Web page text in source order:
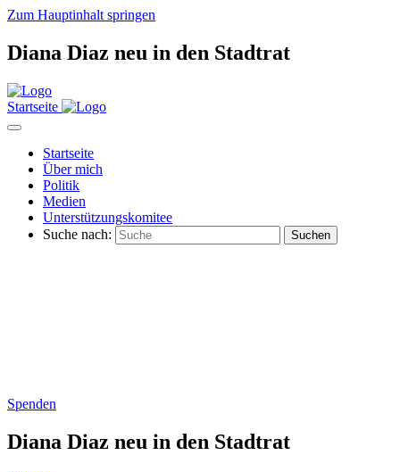
Zum Hauptinhalt springen
Diana Diaz neu in den Stadtrat
Startseite
Startseite
Über mich
Politik
Medien
Unterstützungskomitee
Suche nach:
Spenden
Diana Diaz neu in den Stadtrat